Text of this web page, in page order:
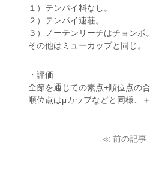
１）テンパイ料なし。
２）テンパイ連荘。
３）ノーテンリーチはチョンボ。
その他はミューカップと同じ。
・評価
全節を通じての素点+順位点の合
順位点はμカップなどと同様
≪ 前の記事